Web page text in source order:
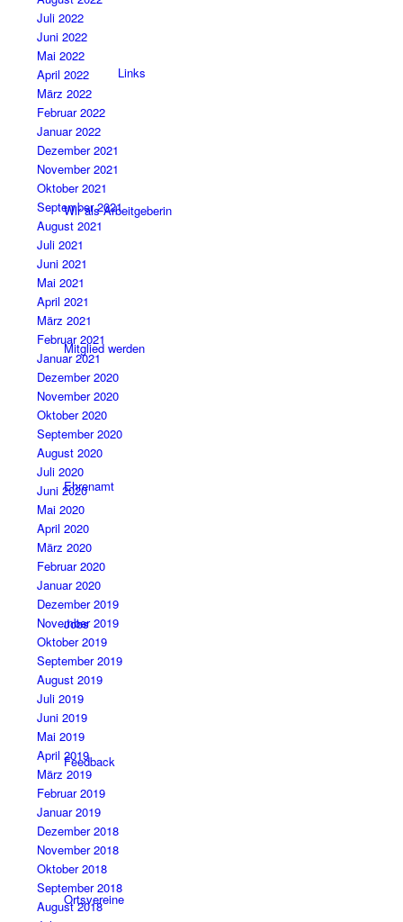
Links
Wir als Arbeitgeberin
Mitglied werden
Ehrenamt
Jobs
Feedback
Ortsvereine
Juli 2022
Juni 2022
Mai 2022
April 2022
März 2022
Februar 2022
Januar 2022
Dezember 2021
November 2021
Oktober 2021
September 2021
August 2021
Juli 2021
Juni 2021
Mai 2021
April 2021
März 2021
Februar 2021
Januar 2021
Dezember 2020
November 2020
Oktober 2020
September 2020
August 2020
Juli 2020
Juni 2020
Mai 2020
April 2020
März 2020
Februar 2020
Januar 2020
Dezember 2019
November 2019
Oktober 2019
September 2019
August 2019
Juli 2019
Juni 2019
Mai 2019
April 2019
März 2019
Februar 2019
Januar 2019
Dezember 2018
November 2018
Oktober 2018
September 2018
August 2018